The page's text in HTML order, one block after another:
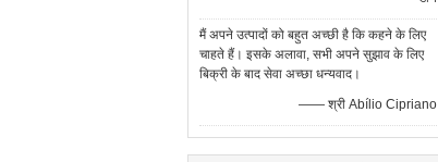
मैं अपने उत्पादों को बहुत अच्छी है कि कहने के लिए
चाहते हैं। इसके अलावा, सभी अपने सुझाव के लिए
बिक्री के बाद सेवा अच्छा धन्यवाद।
—— श्री Abílio Cipriano